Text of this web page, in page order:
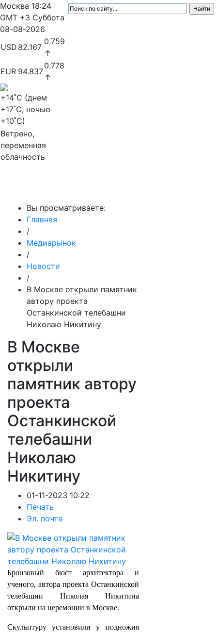
Москва 18:24
GMT +3 Суббота
08-08-2026
USD 82.167
0.759
↑
EUR 94.837
0.778
↑
+14˚C (днем
+17˚C, ночью
+10˚C)
Ветрено,
переменная
облачность
Вы просматриваете:
Главная
/
Медиарынок
/
Новости
/
В Москве открыли памятник
автору проекта
Останкинской телебашни
Николаю Никитину
В Москве
открыли
памятник автору
проекта
Останкинской
телебашни
Николаю
Никитину
01-11-2023 10:22
Печать
Эл. почта
Бронзовый бюст архитектора и
ученого, автора проекта Останкинской
телебашни Николая Никитина
открыли на церемонии в Москве.
Скульптуру установили у подножия